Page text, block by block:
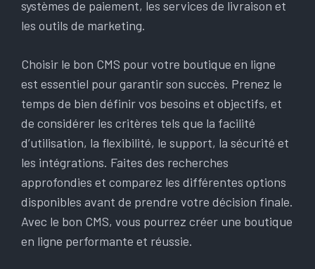
systèmes de paiement, les services de livraison et
les outils de marketing.
Choisir le bon CMS pour votre boutique en ligne
est essentiel pour garantir son succès. Prenez le
temps de bien définir vos besoins et objectifs, et
de considérer les critères tels que la facilité
d’utilisation, la flexibilité, le support, la sécurité et
les intégrations. Faites des recherches
approfondies et comparez les différentes options
disponibles avant de prendre votre décision finale.
Avec le bon CMS, vous pourrez créer une boutique
en ligne performante et réussie.